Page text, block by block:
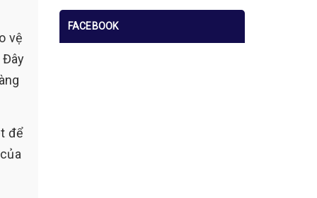
vệ
Đây
để
FACEBOOK